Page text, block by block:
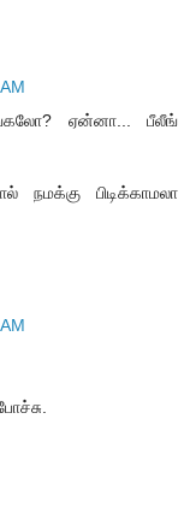
ஏன்னா... பீலீங்
நமக்கு பிடிக்காமலா